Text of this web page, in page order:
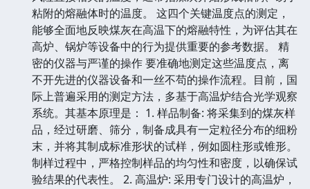
粘附的熔融体时的温度。 这四个关键温度点的测定，
能够全面地反映煤灰在高温下的熔融特性，为评估其在
高炉、锅炉等设备中的行为提供重要的参考数据。 精
密的仪器与严谨的操作 要准确地测定这些温度点，离
不开先进的仪器设备和一丝不苟的操作流程。目前，国
际上普遍采用的测定方法，多基于高温炉结合光学观察
系统。其基本原理是： 1. 样品制备: 将采集到的煤灰样
品，经过研磨、筛分，制备成具有一定粒径分布的细粉
末，并将其制成标准形状的试样，例如圆柱形或锥形。
制样过程中，严格控制样品的均匀性和密度，以确保试
验结果的代表性。 2. 高温炉: 采用专门设计的高温炉，